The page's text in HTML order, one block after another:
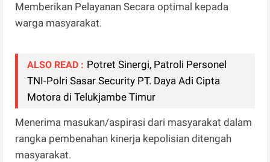
Memberikan Pelayanan Secara optimal kepada
warga masyarakat.
ALSO READ : Potret Sinergi, Patroli Personel
TNI-Polri Sasar Security PT. Daya Adi Cipta
Motora di Telukjambe Timur
Menerima masukan/aspirasi dari masyarakat dalam
rangka pembenahan kinerja kepolisian ditengah
masyarakat.